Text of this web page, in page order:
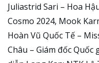
Juliastrid Sari – Hoa
Cosmo 2024, Mook
Hoàn Vũ Quốc Tế –
Châu – Giám đốc Quốc